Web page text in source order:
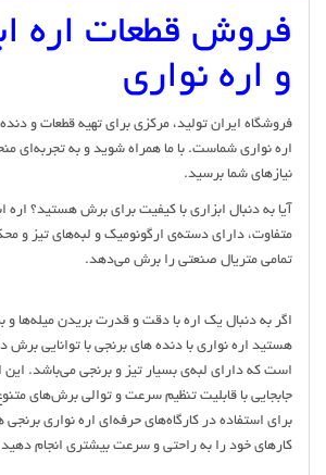
فروش قطعات اره
و اره نواری
فروشگاه ایران تولید، مرکزی برای تهیه قطعات و
اره نواری شماست. با ما همراه شوید و به تجربه‌ای
نیازهای شما برسید.
آیا به دنبال ابزاری با کیفیت برای برش هستید؟ اره
متفاوت، دارای دسته‌ی ارگونومیک و لبه‌های تیز و
تمامی متریال صنعتی را برش می‌دهد.
اگر به دنبال یک اره با دقت و قدرت بریدن میله‌ها
هستید اره نواری با دنده های برنجی با توانایی
است که دارای لبه‌ی بسیار تیز و برنجی می‌باشد. این
جابجایی با قابلیت تنظیم سرعت و توالی برش‌های
برای استفاده در کارگاه‌های حرفه‌ای اره نواری
کارهای خود را به راحتی و سرعت بیشتری انجام